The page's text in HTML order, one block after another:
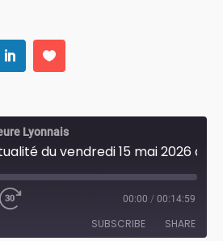
Lyonnais
00:00 / 00:14:59
SUBSCRIBE SHARE